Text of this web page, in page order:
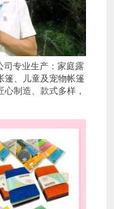
司专业生产：家庭露
篷、儿童及宠物帐篷
制造、款式多样，